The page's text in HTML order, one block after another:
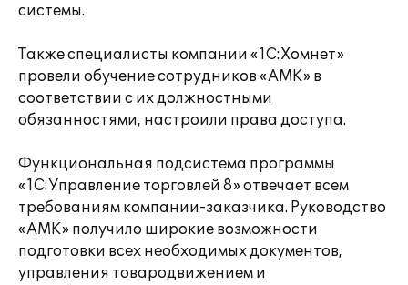
системы.
Также специалисты компании «1С:Хомнет»
провели обучение сотрудников «АМК» в
соответствии с их должностными
обязанностями, настроили права доступа.
Функциональная подсистема программы
«1С:Управление торговлей 8» отвечает всем
требованиям компании-заказчика. Руководство
«АМК» получило широкие возможности
подготовки всех необходимых документов,
управления товародвижением и